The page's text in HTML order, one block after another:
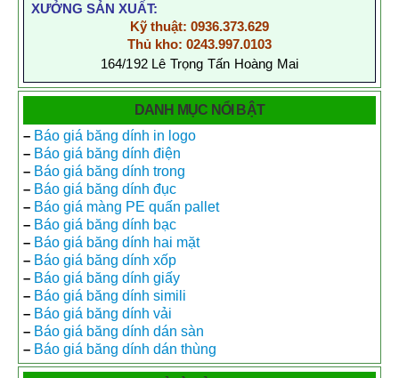
XƯỞNG SẢN XUẤT:
Kỹ thuật: 0936.373.629
Thủ kho: 0243.997.0103
164/192 Lê Trọng Tấn Hoàng Mai
DANH MỤC NỔI BẬT
– Báo giá băng dính in logo
– Báo giá băng dính điện
– Báo giá băng dính trong
– Báo giá băng dính đục
– Báo giá màng PE quấn pallet
– Báo giá băng dính bạc
– Báo giá băng dính hai mặt
– Báo giá băng dính xốp
– Báo giá băng dính giấy
– Báo giá băng dính simili
– Báo giá băng dính vải
– Báo giá băng dính dán sàn
– Báo giá băng dính dán thùng